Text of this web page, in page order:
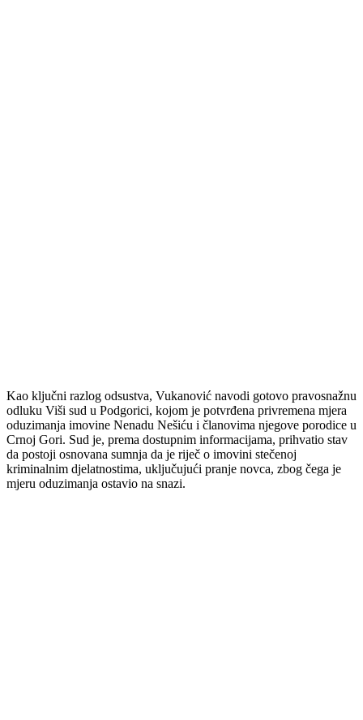
Kao ključni razlog odsustva, Vukanović navodi gotovo pravosnažnu
odluku Viši sud u Podgorici, kojom je potvrđena privremena mjera
oduzimanja imovine Nenadu Nešiću i članovima njegove porodice u
Crnoj Gori. Sud je, prema dostupnim informacijama, prihvatio stav
da postoji osnovana sumnja da je riječ o imovini stečenoj
kriminalnim djelatnostima, uključujući pranje novca, zbog čega je
mjeru oduzimanja ostavio na snazi.